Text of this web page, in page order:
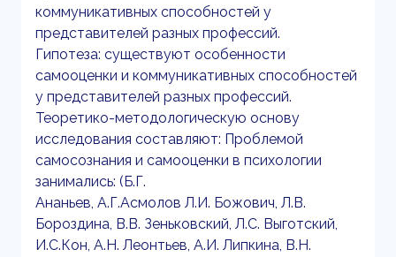
коммуникативных способностей у
представителей разных профессий.
Гипотеза: существуют особенности
самооценки и коммуникативных способностей
у представителей разных профессий.
Теоретико-методологическую основу
исследования составляют: Проблемой
самосознания и самооценки в психологии
занимались: (Б.Г.
Ананьев, А.Г.Асмолов Л.И. Божович, Л.В.
Бороздина, В.В. Зеньковский, Л.С. Выготский,
И.С.Кон, А.Н. Леонтьев, А.И. Липкина, В.Н.